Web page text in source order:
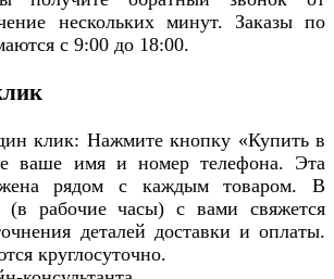
нескольких минут. Заказы по
с 9:00 до 18:00.
клик: Нажмите кнопку «Купить в
ваше имя и номер телефона. Эта
рядом с каждым товаром. В
(в рабочие часы) с вами свяжется
деталей доставки и оплаты.
круглосуточно.